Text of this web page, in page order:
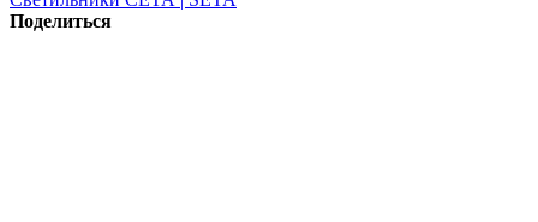
Поделиться